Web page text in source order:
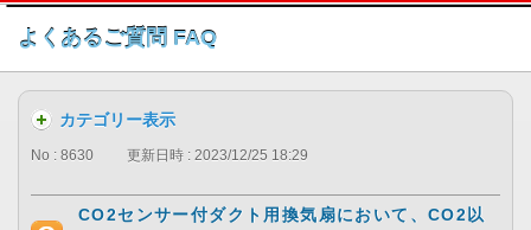
このページの本文へ
よくあるご質問 FAQ
カテゴリー表示
No : 8630 更新日時 : 2023/12/25 18:29
CO2センサー付ダクト用換気扇において、CO2以